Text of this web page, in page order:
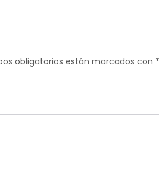
obligatorios están marcados con *
utiliza el sitio